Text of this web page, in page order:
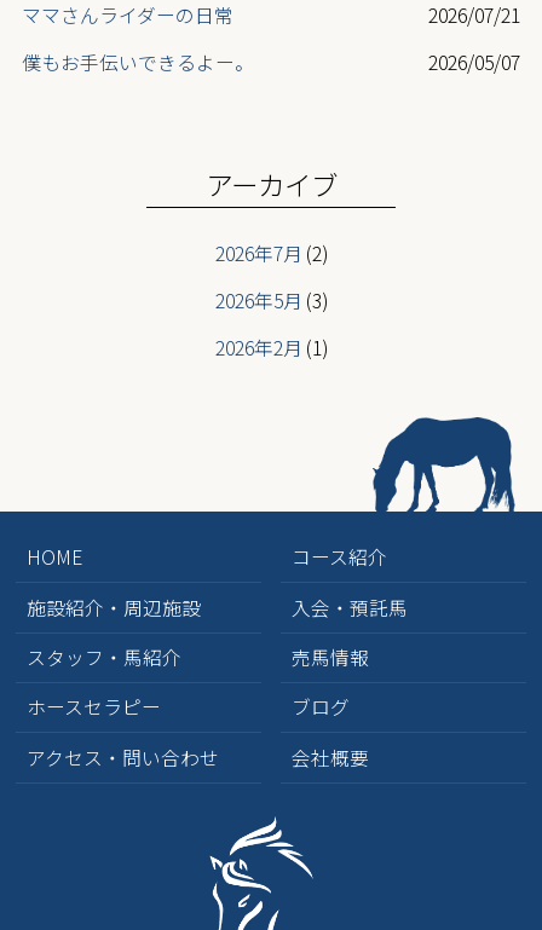
ママさんライダーの日常
2026/07/21
僕もお手伝いできるよー。
2026/05/07
アーカイブ
2026年7月 (2)
2026年5月 (3)
2026年2月 (1)
2024年9月(3)
2024年8月
2024年7月(4)
2024年6月
HOME
コース紹介
施設紹介・周辺施設
入会・預託馬
スタッフ・馬紹介
売馬情報
ホースセラピー
ブログ
アクセス・問い合わせ
会社概要